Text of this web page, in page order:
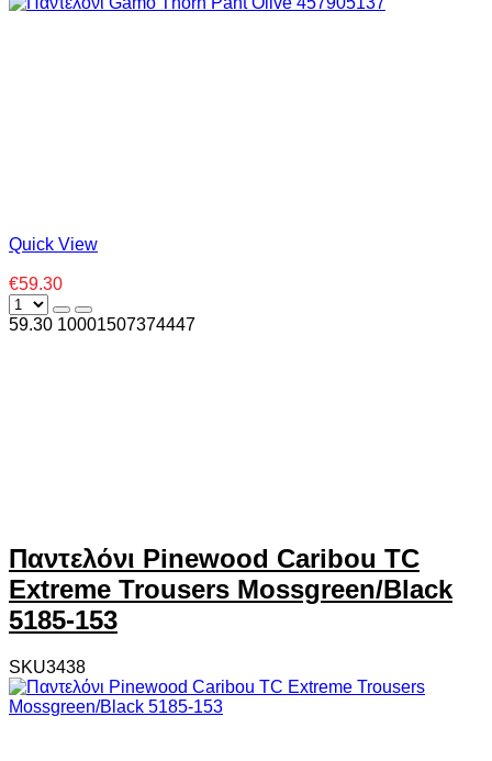
Quick View
€59.30
59.30 10001507374447
Παντελόνι Pinewood Caribou TC
Extreme Trousers Mossgreen/Black
5185-153
SKU3438